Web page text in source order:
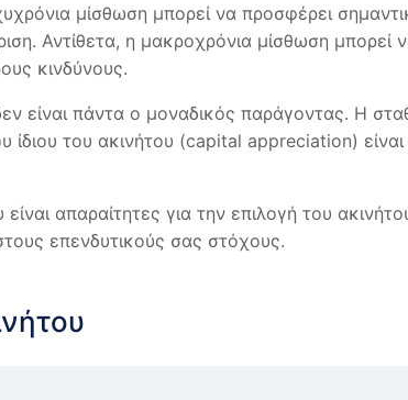
μίσθωση μπορεί να προσφέρει
Αντίθετα, η μακροχρόνια μίσθωση μπορεί
κινδύνους.
είναι πάντα ο μοναδικός παράγοντας. Η
ίδιου του ακινήτου (capital appreciation)
απαραίτητες για την επιλογή του
επενδυτικούς σας στόχους.